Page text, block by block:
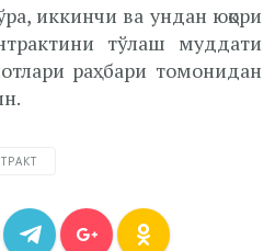
иккинчи ва ундан юқори
тўлаш муддати
раҳбари томонидан